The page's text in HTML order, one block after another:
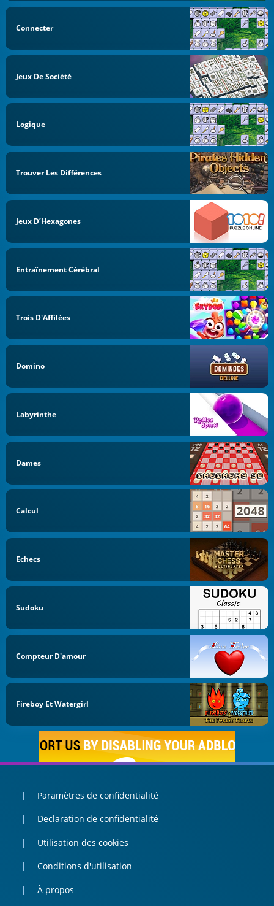
Connecter
Jeux De Société
Logique
Trouver Les Différences
Jeux D’Hexagones
Entraînement Cérébral
Trois D'Affilées
Domino
Labyrinthe
Dames
Calcul
Echecs
Sudoku
Compteur D'amour
Fireboy Et Watergirl
Paramètres de confidentialité
Declaration de confidentialité
Utilisation des cookies
Conditions d'utilisation
À propos